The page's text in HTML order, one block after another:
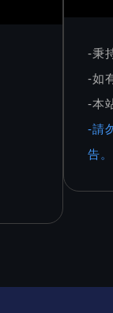
-秉
-如
-本
-請
告。